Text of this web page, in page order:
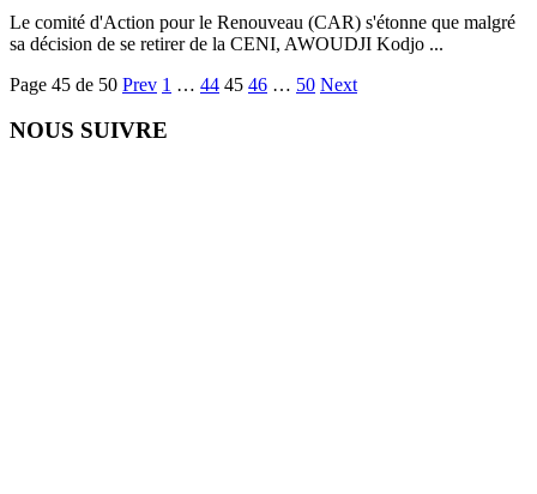
Le comité d'Action pour le Renouveau (CAR) s'étonne que malgré
sa décision de se retirer de la CENI, AWOUDJI Kodjo ...
Page 45 de 50 Prev 1 … 44 45 46 … 50 Next
NOUS SUIVRE